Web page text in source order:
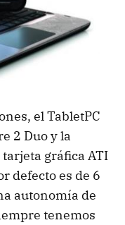
el TabletPC
2 Duo y la
gráfica ATI
defecto es de 6
autonomía de
tenemos